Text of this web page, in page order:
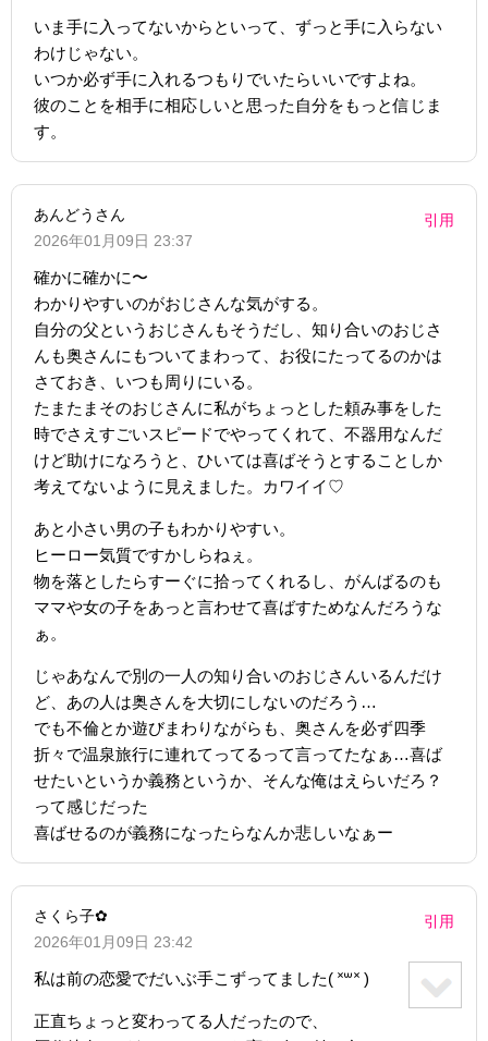
いま手に入ってないからといって、ずっと手に入らない
わけじゃない。
いつか必ず手に入れるつもりでいたらいいですよね。
彼のことを相手に相応しいと思った自分をもっと信じま
す。
あんどうさん
2026年01月09日 23:37
引用
確かに確かに〜
わかりやすいのがおじさんな気がする。
自分の父というおじさんもそうだし、知り合いのおじさ
んも奥さんにもついてまわって、お役にたってるのかは
さておき、いつも周りにいる。
たまたまそのおじさんに私がちょっとした頼み事をした
時でさえすごいスピードでやってくれて、不器用なんだ
けど助けになろうと、ひいては喜ばそうとすることしか
考えてないように見えました。カワイイ♡
あと小さい男の子もわかりやすい。
ヒーロー気質ですかしらねぇ。
物を落としたらすーぐに拾ってくれるし、がんばるのも
ママや女の子をあっと言わせて喜ばすためなんだろうな
ぁ。
じゃあなんで別の一人の知り合いのおじさんいるんだけ
ど、あの人は奥さんを大切にしないのだろう…
でも不倫とか遊びまわりながらも、奥さんを必ず四季
折々で温泉旅行に連れてってるって言ってたなぁ…喜ば
せたいというか義務というか、そんな俺はえらいだろ？
って感じだった
喜ばせるのが義務になったらなんか悲しいなぁー
さくら子✿
2026年01月09日 23:42
引用
私は前の恋愛でだいぶ手こずってました( ˟꒳˟ )
正直ちょっと変わってる人だったので、